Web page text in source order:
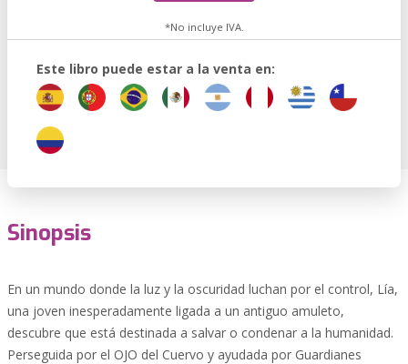
*No incluye IVA.
Este libro puede estar a la venta en:
Sinopsis
En un mundo donde la luz y la oscuridad luchan por el control, Lía,
una joven inesperadamente ligada a un antiguo amuleto,
descubre que está destinada a salvar o condenar a la humanidad.
Perseguida por el OJO del Cuervo y ayudada por Guardianes